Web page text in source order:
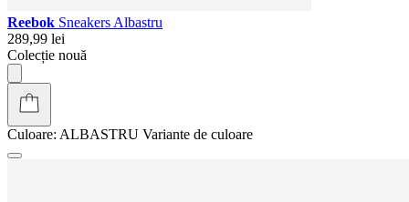
Reebok Sneakers Albastru
289,99 lei
Colecție nouă
Culoare: ALBASTRU Variante de culoare